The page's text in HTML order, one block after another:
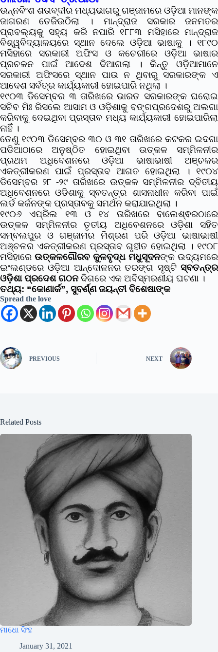
ଉନ୍ନବିଂଶ ଶତାବ୍ଦୀର ମଧ୍ୟଭାଗରୁ ଗଞ୍ଜାମରେ ଓଡ଼ିଆ ମାନଙ୍କ
ଜାଗରଣ ତେଜିଉଠିଲା । ମାନ୍ଦ୍ରାଜ ସରକାର ଜନମତର
ପ୍ରାବଲ୍ୟକୁ ସହ୍ୟ କରି ନପାରି ୧୮୮୩ ମସିହାରେ ମାନ୍ଦ୍ରାଜ
ବିଶ୍ୱବିଦ୍ୟାଳୟରେ ସ୍ଥାନ ଦେଲେ ଓଡ଼ିଆ ଭାଷାକୁ । ୧୮୯୦
ମସିହାରେ ସରକାରୀ ଅଫିସ ଓ କଚେରୀରେ ଓଡ଼ିଆ ଭାଷାର
ପ୍ରଚଳନ ପାଇଁ ଆଦେଶ ଦିଆଗଲା । କିନ୍ତୁ ଓଡ଼ିଆମାନେ
ସରକାରୀ ଅଫିସରେ ସ୍ଥାନ ପାଉ ନ ଥିବାରୁ ସରକାରଙ୍କ ଏ
ଆଦେଶ ସର୍ବତ୍ର କାର୍ଯ୍ୟକାରୀ ହୋଇପାରି ନଥିଲା ।
୧୯୦୩ ଡିସେମ୍ବର ୩ ତାରିଖରେ ଭାରତ ସରକାରଙ୍କ ଘରୋଇ
ସଚିବ ମିଃ ରିସଲେ ଆସାମ ଓ ଓଡ଼ିଶାକୁ ବଙ୍ଗପ୍ରଦେଶରୁ ଅଲଗା
କରିବାକୁ ଦେଇଥିବା ପ୍ରସ୍ତାବ ମଧ୍ୟ କାର୍ଯ୍ୟକାରୀ ହୋଇପାରିଲା
ନାହିଁ ।
ତେଣୁ ୧୯୦୩ ଡିସେମ୍ବର ୩୦ ଓ ୩୧ ତାରିଖରେ କଟକର ଇଦଗା
ପଡିଆଠାରେ ଅନୁଷ୍ଠିତ ହୋଇଥିବା ଉତ୍କଳ ସମ୍ମିଳନୀର
ପ୍ରଥମ ଅଧିବେଶନରେ ଓଡ଼ିଆ ଭାଷାଭାଷୀ ଅଞ୍ଚଳର
ଏକତ୍ରୀକରଣ ପାଇଁ ପ୍ରସ୍ତାବ ଆଗତ ହୋଇଥିଲା । ୧୯୦୪
ଡିସେମ୍ବର ୨୮ -୨୯ ତାରିଖରେ ଉତ୍କଳ ସମ୍ମିଳନୀର ଦ୍ବିତୀୟ
ଅଧିବେଶନରେ ଓଡିଶାକୁ ସ୍ବତନ୍ତ୍ର ଶାସନାଧୀନ କରିବା ପାଇଁ
ଲର୍ଡ କର୍ଜନଙ୍କ ପ୍ରସ୍ତାବକୁ ସମର୍ଥନ କରାଯାଇଥିଲା ।
୧୯୦୬ ଏପ୍ରିଲ ୧୩ ଓ ୧୪ ତାରିଖରେ ବାଲେଶ୍ଵରଠାରେ
ଉତ୍କଳ ସମ୍ମିଳନୀର ତୃତୀୟ ଅଧିବେଶନରେ ଓଡ଼ିଶା ସହିତ
ସମ୍ବଲପୁର ଓ ଗଞ୍ଜାମର ମିଶ୍ରଣ ପରି ଓଡ଼ିଆ ଭାଷାଭାଷୀ
ଅଞ୍ଚଳର ଏକତ୍ରୀକରଣ ପ୍ରସ୍ତାବ ଗୃହୀତ ହୋଇଥିଲା । ୧୯୦୮
ମସିହାରେ ଉତ୍କଳଗୌରବ କୁଳବୃଦ୍ଧ ମଧୁସୂଦନଙ୍କ ଉଦ୍ୟମରେ
ଇଂଲଣ୍ଡରେ ଓଡ଼ିଆ ଆନ୍ଦୋଳନର ତରଙ୍ଗ ସୃଷ୍ଟି ସ୍ବତନ୍ତ୍ର
ଓଡ଼ିଶା ପ୍ରଦେଶ ଗଠନ ଦିଗରେ ଏକ ଅବିସ୍ମରଣୀୟ ଘଟଣା ।
ତଥ୍ୟ: “କୋଣାର୍କ”, ସୁବର୍ଣ୍ଣ ଜୟନ୍ତୀ ବିଶେଷାଙ୍କ
Spread the love
PREVIOUS NEXT
Related Posts
ମାଧୋ ସିଂହ
January 31, 2021